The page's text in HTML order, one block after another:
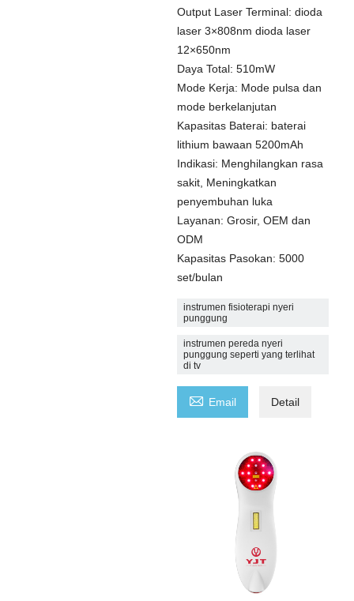
Output Laser Terminal: dioda
laser 3×808nm dioda laser
12×650nm
Daya Total: 510mW
Mode Kerja: Mode pulsa dan
mode berkelanjutan
Kapasitas Baterai: baterai
lithium bawaan 5200mAh
Indikasi: Menghilangkan rasa
sakit, Meningkatkan
penyembuhan luka
Layanan: Grosir, OEM dan
ODM
Kapasitas Pasokan: 5000
set/bulan
instrumen fisioterapi nyeri
punggung
instrumen pereda nyeri
punggung seperti yang terlihat
di tv
 Email Detail